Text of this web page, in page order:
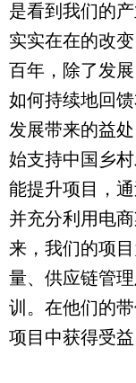
是看到我们的
实实在在的改
百年，除了发
如何持续地回
发展带来的益
始支持中国乡
能提升项目，
并充分利用电
来，我们的项
量、供应链管
训。在他们的
项目中获得受益